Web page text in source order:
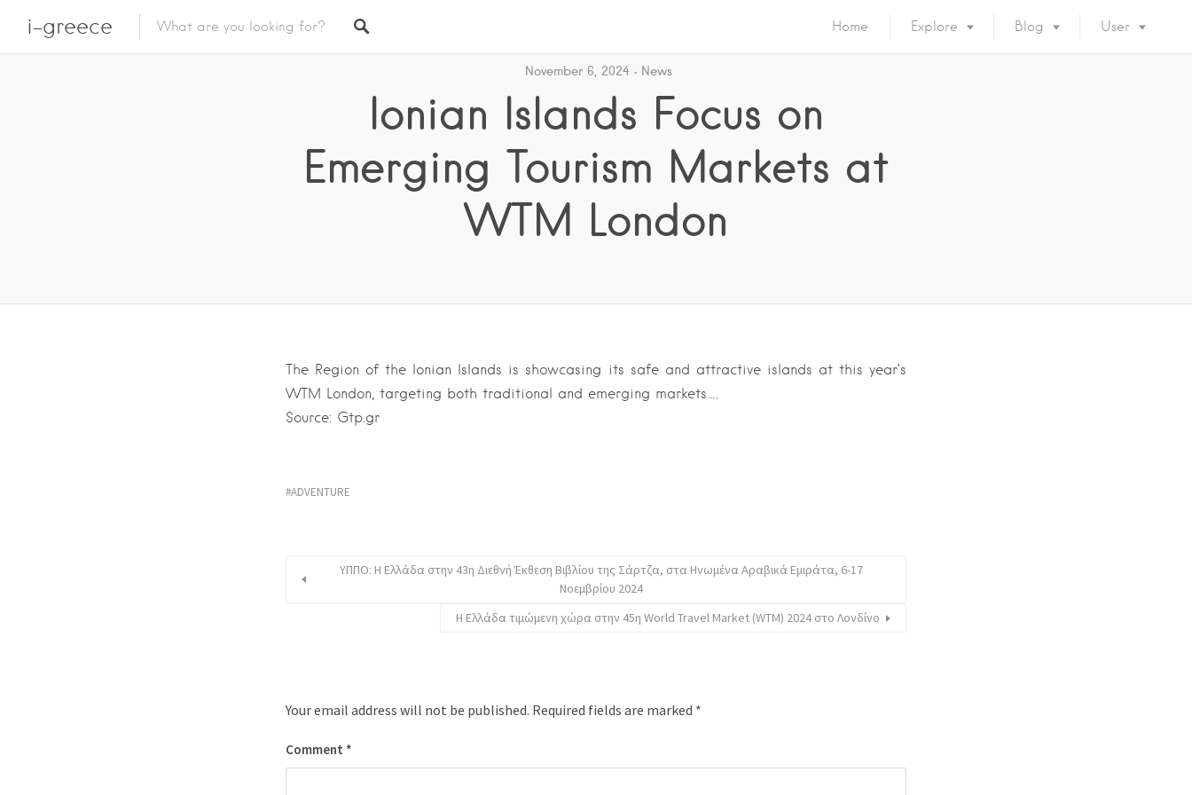
i-greece Home Explore Blog User
November 6, 2024 News
Ionian Islands Focus on
Emerging Tourism Markets at
WTM London
The Region of the Ionian Islands is showcasing its safe and attractive islands at this year’s
WTM London, targeting both traditional and emerging markets….
Source: Gtp.gr
ADVENTURE
ΥΠΠΟ: Η Ελλάδα στην 43η Διεθνή Έκθεση Βιβλίου της Σάρτζα, στα Ηνωμένα Αραβικά Εμιράτα, 6-17
Νοεμβρίου 2024
Η Ελλάδα τιμώμενη χώρα στην 45η World Travel Market (WTM) 2024 στο Λονδίνο
Your email address will not be published. Required fields are marked *
Comment *